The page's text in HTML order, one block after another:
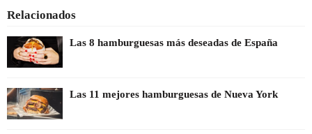
Relacionados
Las 8 hamburguesas más deseadas de España
Las 11 mejores hamburguesas de Nueva York